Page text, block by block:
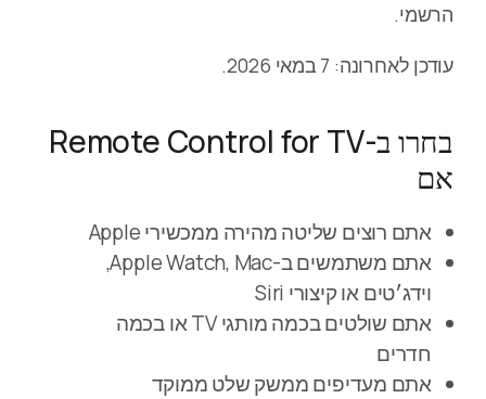
הרשמי.
עודכן לאחרונה: 7 במאי 2026.
בחרו ב-Remote Control for TV
אם
אתם רוצים שליטה מהירה ממכשירי Apple
אתם משתמשים ב-Apple Watch, Mac,
וידג׳טים או קיצורי Siri
אתם שולטים בכמה מותגי TV או בכמה
חדרים
אתם מעדיפים ממשק שלט ממוקד